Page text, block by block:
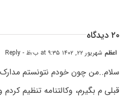
۲۰ دیدگاه
اعظم شهریور ۲۲, ۱۴۰۲ at ۹:۳۵ ب٫ظ - Reply
سلام..من چون خودم نتونستم مدارک
قبلی م بگیرم، وکالتنامه تنظیم